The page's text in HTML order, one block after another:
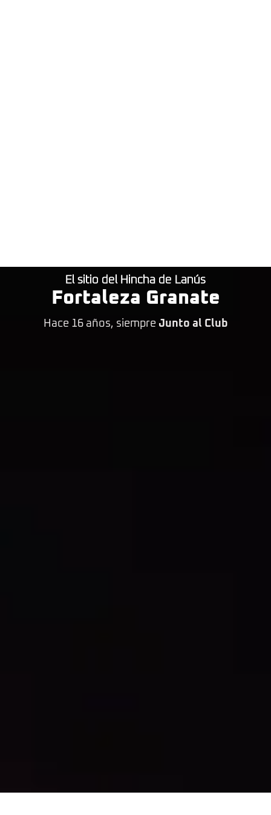
El sitio del Hincha de Lanús
Fortaleza Granate
Hace 16 años, siempre Junto al Club